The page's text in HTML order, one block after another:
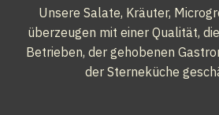
Unsere Salate, Kräuter,
überzeugen mit einer Qualität,
Betrieben, der gehobenen
der Sterneküche